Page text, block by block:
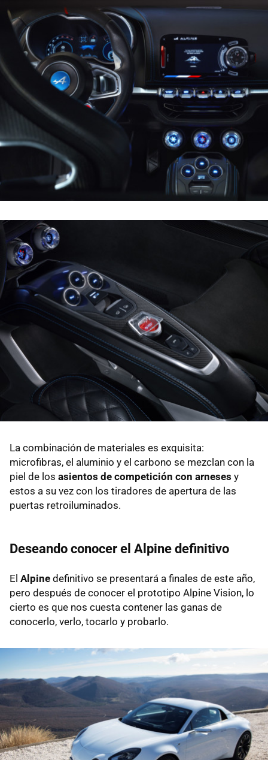
La combinación de materiales es exquisita:
microfibras, el aluminio y el carbono se mezclan con la
piel de los asientos de competición con arneses y
estos a su vez con los tiradores de apertura de las
puertas retroiluminados.
Deseando conocer el Alpine definitivo
El Alpine definitivo se presentará a finales de este año,
pero después de conocer el prototipo Alpine Vision, lo
cierto es que nos cuesta contener las ganas de
conocerlo, verlo, tocarlo y probarlo.